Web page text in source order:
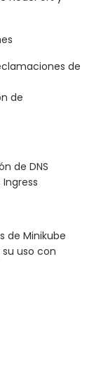
de
de
de DNS
de Minikube
uso con